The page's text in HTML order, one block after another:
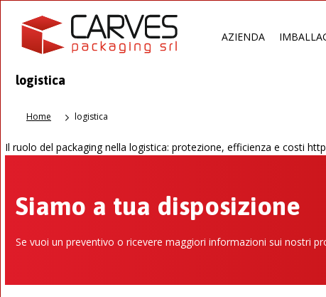
AZIENDA
logistica
Home logistica
Il ruolo del packaging nella logistica: protezione, efficienza e costi
Siamo a tua disposizione
Se vuoi un preventivo o ricevere maggiori informazioni sui nostri